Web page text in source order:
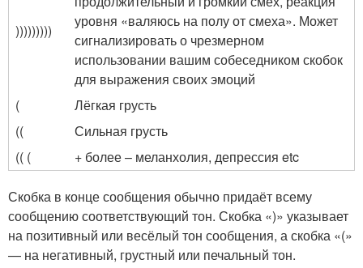
)))))))))
уровня «валяюсь на полу от смеха». Может
сигнализировать о чрезмерном
использовании вашим собеседником скобок
для выражения своих эмоций
(
Лёгкая грусть
((
Сильная грусть
(( (
+ более – меланхолия, депрессия etc
Скобка в конце сообщения обычно придаёт всему
сообщению соответствующий тон. Скобка «)» указывает
на позитивный или весёлый тон сообщения, а скобка «(»
— на негативный, грустный или печальный тон.